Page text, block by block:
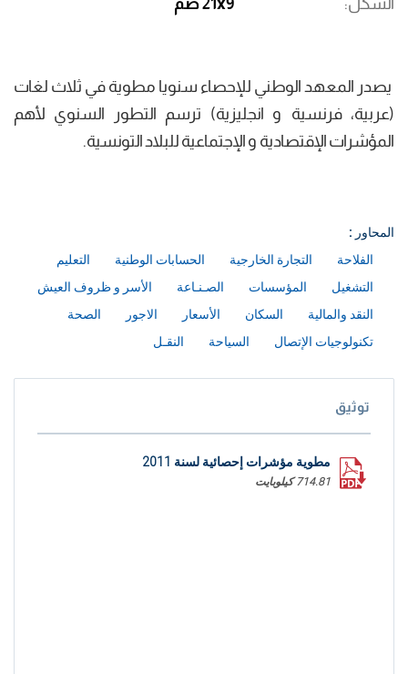
الشكل 21x9 صم
يصدر المعهد الوطني للإحصاء سنويا مطوية في ثلاث لغات
(عربية، فرنسية و انجليزية) ترسم التطور السنوي لأهم
المؤشرات الإقتصادية و الإجتماعية للبلاد التونسية.
المحاور :
الفلاحة
التجارة الخارجية الحسابات الوطنية
التعليم
التشغيل
المؤسسات الصـنـاعة
الأسر و ظروف العيش
النقد والمالية
السكان الأسعار الاجور
الصحة
تكنولوجيات الإتصال
السياحة النقـل
توثيق
مطوية مؤشرات إحصائية لسنة 2011
714.81 كيلوبايت